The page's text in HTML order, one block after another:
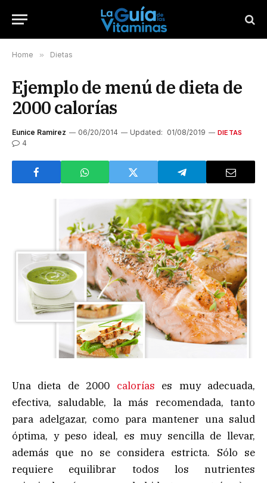
Home » Dietas
Ejemplo de menú de dieta de
2000 calorías
Eunice Ramirez 06/20/2014 Updated: 01/08/2019 DIETAS
4
Una dieta de 2000 calorías es muy adecuada,
efectiva, saludable, la más recomendada, tanto
para adelgazar, como para mantener una salud
óptima, y peso ideal, es muy sencilla de llevar,
además que no se considera estricta. Sólo se
requiere equilibrar todos los nutrientes